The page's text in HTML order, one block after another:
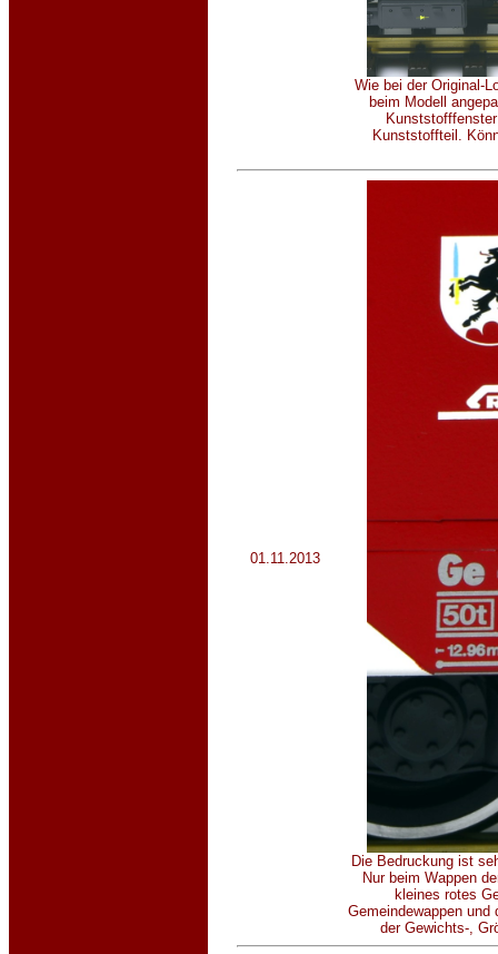
Wie bei der Original-
beim Modell
Kunststoffteil.
01.11.2013
Die Bedruckung ist
Nur beim Wappen
kleines rotes
Gemeindewappen
der Gewichts-,